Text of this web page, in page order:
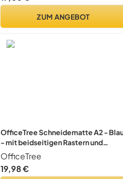
ZUM ANGEBOT
OfficeTree Schneidematte A2 -
- mit beidseitigen Rastern und
Markierungen - Bastelunterlage
60x45 als Nähen Zubehör - Auch als
Schneideunterlage und
OfficeTree
19,98 €